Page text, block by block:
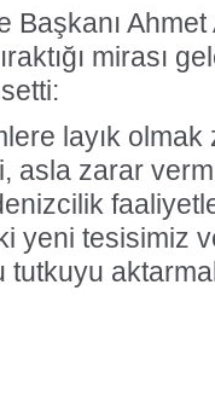
Başkanı
mirası
layık olmak
asla zarar
yeni tesisimiz